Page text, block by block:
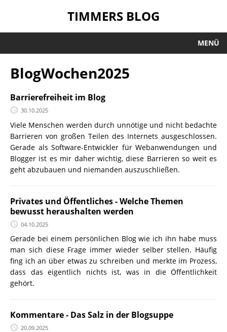
TIMMERS BLOG
MENÜ
BlogWochen2025
Barrierefreiheit im Blog
30.10.2025
Viele Menschen werden durch unnötige und nicht bedachte
Barrieren von großen Teilen des Internets ausgeschlossen.
Gerade als Software-Entwickler für Webanwendungen und
Blogger ist es mir daher wichtig, diese Barrieren so weit es
geht abzubauen und niemanden auszuschließen.
Privates und Öffentliches - Welche Themen
bewusst heraushalten werden
04.10.2025
Gerade bei einem persönlichen Blog wie ich ihn habe muss
man sich diese Frage immer wieder selber stellen. Häufig
fing ich an über etwas zu schreiben und merkte im Prozess,
dass das eigentlich nichts ist, was in die Öffentlichkeit
gehört.
Kommentare - Das Salz in der Blogsuppe
20.09.2025